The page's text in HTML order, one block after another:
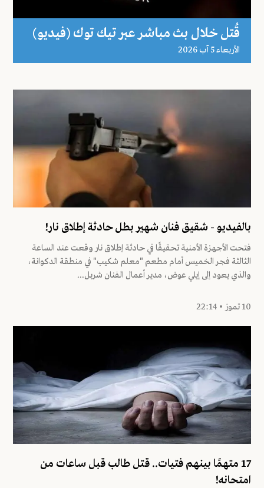
قُتل خلال بث مباشر عبر تيك توك (فيديو)
اﻷربعاء 5 آب 2026
بالفيديو - شقيق فنان شهير بطل حادثة إطلاق نار!
فتحت الأجهزة الأمنية تحقيقًا في حادثة إطلاق نار وقعت عند الساعة
الثالثة فجر الخميس أمام مطعم "معلم شكيب" في منطقة الدكوانة،
والذي يعود إلى إيلي عوض، مدير أعمال الفنان شربل...
10 تموز • 22:14
17 متهمًا بينهم فتيات.. قتل طالب قبل ساعات من
امتحانه!